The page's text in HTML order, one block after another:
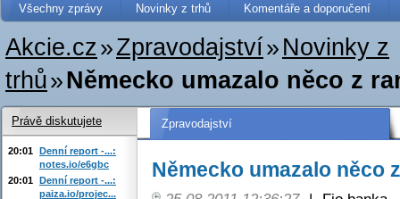
Všechny zprávy Novinky z trhů Komentáře a doporučení
Akcie.cz»Zpravodajství» Novinky z
trhů»Německo umazalo něco z
Zpravodajství
Německo umazalo něco
Právě diskutujete
20:01 Denní report -...:
notes.io/e6gbc
20:01 Denní report -...:
paiza.io/projec...